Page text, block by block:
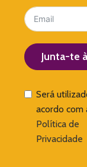
Junta-te
Será
acordo com
Política de
Privacidade